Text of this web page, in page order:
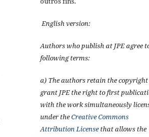
English version:
Authors who publish at JPE agree
following terms:
a) The authors retain the
grant JPE the right to first
with the work simultaneously
under theCreative Commons
Attribution Licensethat allows the